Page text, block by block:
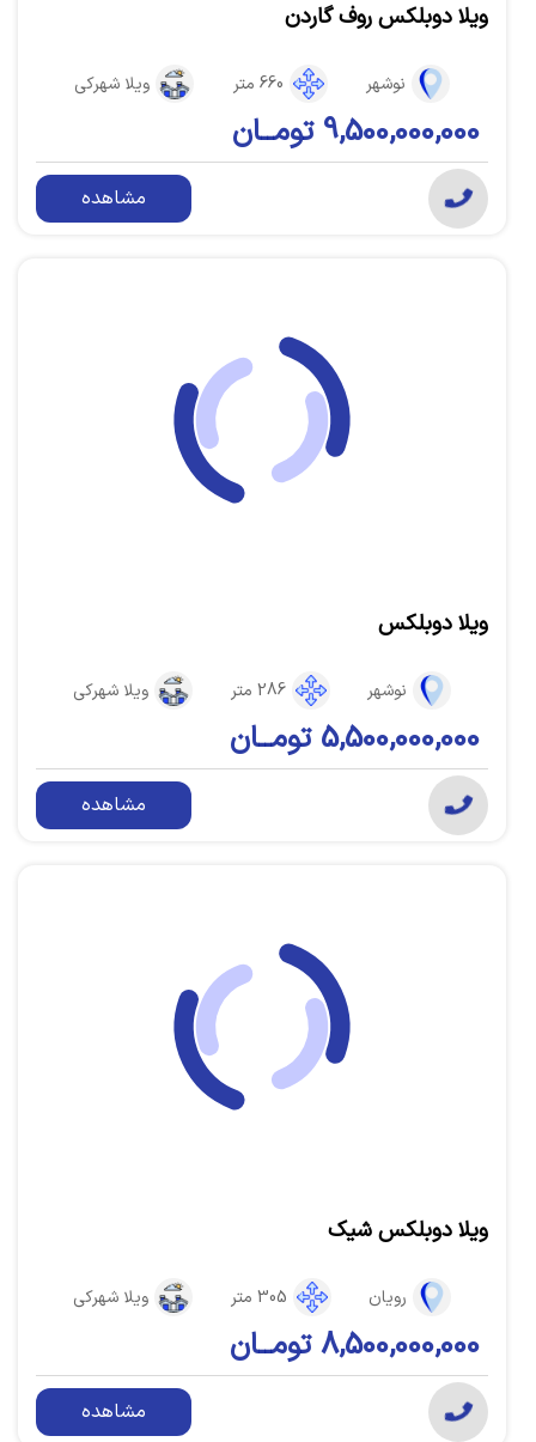
ویلا دوبلکس روف گاردن
نوشهر 660 متر ویلا شهرکی
9,500,000,000 تومــان
مشاهده
ویلا دوبلکس
نوشهر 286 متر ویلا شهرکی
5,500,000,000 تومــان
مشاهده
ویلا دوبلکس شیک
رویان 305 متر ویلا شهرکی
8,500,000,000 تومــان
مشاهده